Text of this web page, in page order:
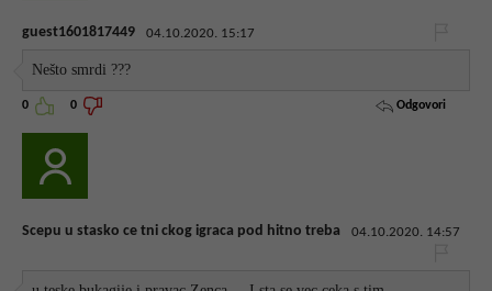
guest1601817449 04.10.2020. 15:17
Nešto smrdi ???
0 0 Odgovori
Scepu u stasko ce tni ckog igraca pod hitno treba 04.10.2020. 14:57